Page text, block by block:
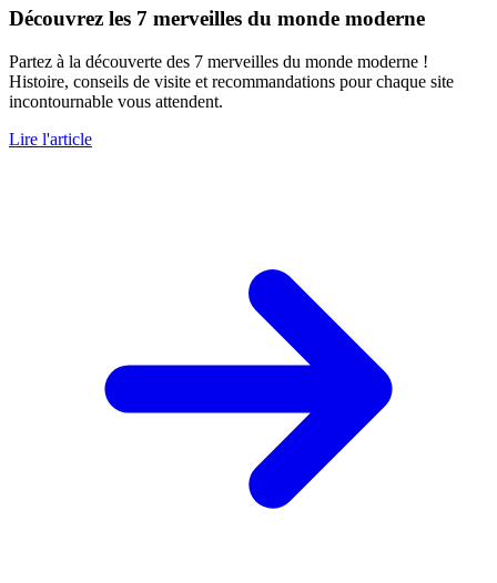
Découvrez les 7 merveilles du monde moderne
Partez à la découverte des 7 merveilles du monde moderne !
Histoire, conseils de visite et recommandations pour chaque site
incontournable vous attendent.
Lire l'article